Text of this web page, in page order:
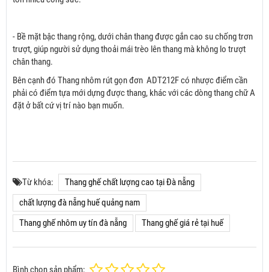
- Bề mặt bậc thang rộng, dưới chân thang được gắn cao su chống trơn
trượt, giúp người sử dụng thoải mái trèo lên thang mà không lo trượt
chân thang.
Bên cạnh đó Thang nhôm rút gọn đơn ADT212F có nhược điểm cần
phải có điểm tựa mới dựng được thang, khác với các dòng thang chữ A
đặt ở bất cứ vị trí nào bạn muốn.
Từ khóa:
Thang ghế chất lượng cao tại Đà nẵng
chất lượng đà nẵng huế quảng nam
Thang ghế nhôm uy tín đà nẵng
Thang ghế giá rẻ tại huế
Bình chọn sản phẩm: